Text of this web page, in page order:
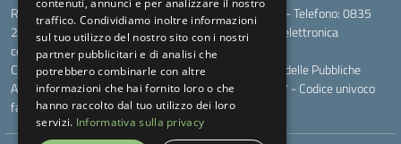
Rione Marco Polo, snc - 75024 Montescaglioso (MT) - Telefono:0835
207109- Email:mtic823003@istruzione.it- Posta elettronica
certificata (PEC):mtic823003@pec.istruzione.it
Codice meccanografico: MTIC823003 - Codice Indice delle Pubbliche
Amministrazioni (IPA): - Codice fiscale 93049170777 - Codice univoco
fatturazione elettronica (CUF): UF044V
contenuti, annunci e per analizzare il nostro
traffico. Condividiamo inoltre informazioni
sul tuo utilizzo del nostro sito con i nostri
partner pubblicitari e di analisi che
potrebbero combinarle con altre
informazioni che hai fornito loro o che
hanno raccolto dal tuo utilizzo dei loro
servizi. Informativa sulla privacy